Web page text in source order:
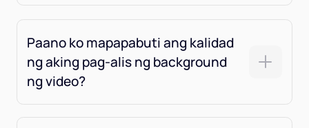
Paano ko mapapabuti ang kalidad
ng aking pag-alis ng background
ng video?